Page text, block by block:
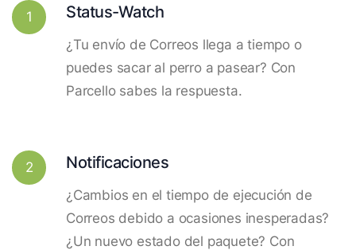
1 Status-Watch
¿Tu envío de Correos llega a tiempo o
puedes sacar al perro a pasear? Con
Parcello sabes la respuesta.
2 Notificaciones
¿Cambios en el tiempo de ejecución de
Correos debido a ocasiones inesperadas?
¿Un nuevo estado del paquete? Con